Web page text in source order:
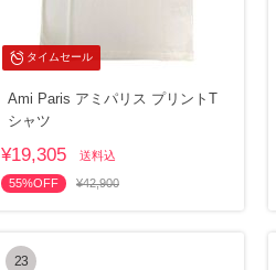
タイムセール
Ami Paris アミパリス プリントT
シャツ
¥19,305 送料込
55%OFF ¥42,900
23